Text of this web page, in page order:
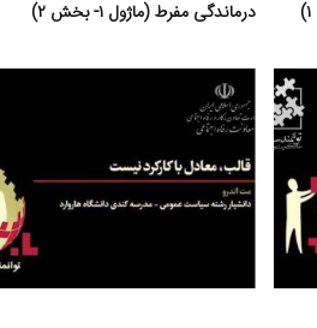
درماندگی مفرط (ماژول ۱- بخش ۲)